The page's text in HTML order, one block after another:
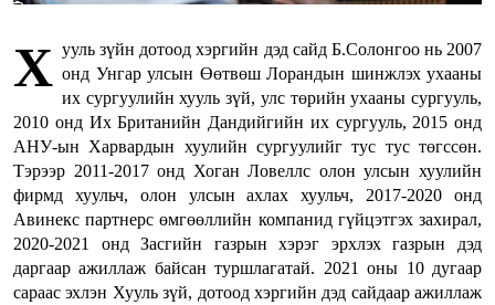
Х ууль зүйн дотоод хэргийн дэд сайд Б.Солонгоо нь 2007
онд Унгар улсын Өөтвөш Лорандын шинжлэх ухааны
их сургуулийн хууль зүй, улс төрийн ухааны сургууль,
2010 онд Их Британийн Дандийгийн их сургууль, 2015 онд
АНУ-ын Харвардын хуулийн сургуулийг тус тус төгссөн.
Тэрээр 2011-2017 онд Хоган Ловеллс олон улсын хуулийн
фирмд хуульч, олон улсын ахлах хуульч, 2017-2020 онд
Авинекс партнерс өмгөөллийн компанид гүйцэтгэх захирал,
2020-2021 онд Засгийн газрын хэрэг эрхлэх газрын дэд
даргаар ажиллаж байсан туршлагатай. 2021 оны 10 дугаар
сараас эхлэн Хууль зүй, дотоод хэргийн дэд сайдаар ажиллаж